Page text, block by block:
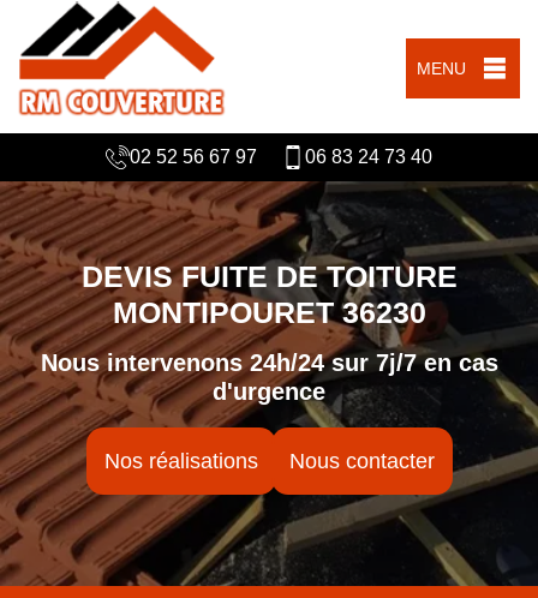
MENU
02 52 56 67 97 06 83 24 73 40
DEVIS FUITE DE TOITURE
MONTIPOURET 36230
Nous intervenons 24h/24 sur 7j/7 en cas
d'urgence
Nos réalisations Nous contacter